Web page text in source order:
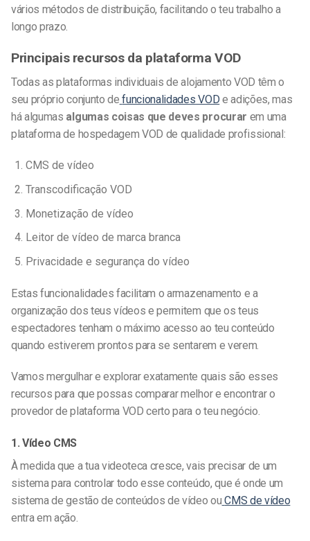
vários métodos de distribuição, facilitando o teu trabalho a
longo prazo.
Principais recursos da plataforma VOD
Todas as plataformas individuais de alojamento VOD têm o
seu próprio conjunto de funcionalidades VOD e adições, mas
há algumas algumas coisas que deves procurar em uma
plataforma de hospedagem VOD de qualidade profissional:
CMS de vídeo
Transcodificação VOD
Monetização de vídeo
Leitor de vídeo de marca branca
Privacidade e segurança do vídeo
Estas funcionalidades facilitam o armazenamento e a
organização dos teus vídeos e permitem que os teus
espectadores tenham o máximo acesso ao teu conteúdo
quando estiverem prontos para se sentarem e verem.
Vamos mergulhar e explorar exatamente quais são esses
recursos para que possas comparar melhor e encontrar o
provedor de plataforma VOD certo para o teu negócio.
1. Vídeo CMS
À medida que a tua videoteca cresce, vais precisar de um
sistema para controlar todo esse conteúdo, que é onde um
sistema de gestão de conteúdos de vídeo ou CMS de vídeo
entra em ação.